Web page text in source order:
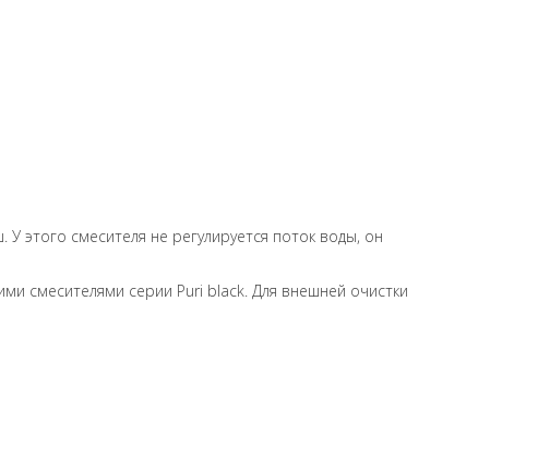
этого смесителя не регулируется поток воды, он
смесителями серии Puri black. Для внешней очистки